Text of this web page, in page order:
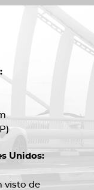
Unidos:
visto de